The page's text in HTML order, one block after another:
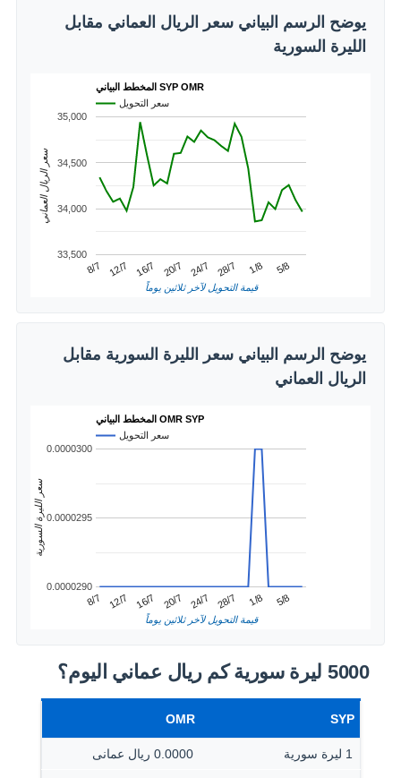
يوضح الرسم البياني سعر الريال العماني مقابل
الليرة السورية
المخطط البياني SYP OMR
سعر التحويل
8/7 12/7 16/7 20/7 24/7 28/7 1/8 5/8
33,500
34,000
34,500
35,000
قيمة التحويل لآخر ثلاثين يوماً
سعر الريال العماني
يوضح الرسم البياني سعر الليرة السورية مقابل
الريال العماني
المخطط البياني OMR SYP
سعر التحويل
8/7 12/7 16/7 20/7 24/7 28/7 1/8 5/8
0.0000290
0.0000295
0.0000300
قيمة التحويل لآخر ثلاثين يوماً
سعر الليرة السورية
5000 ليرة سورية كم ريال عماني اليوم؟
SYP
OMR
1 ليرة سورية 0.0000 ريال عمانى